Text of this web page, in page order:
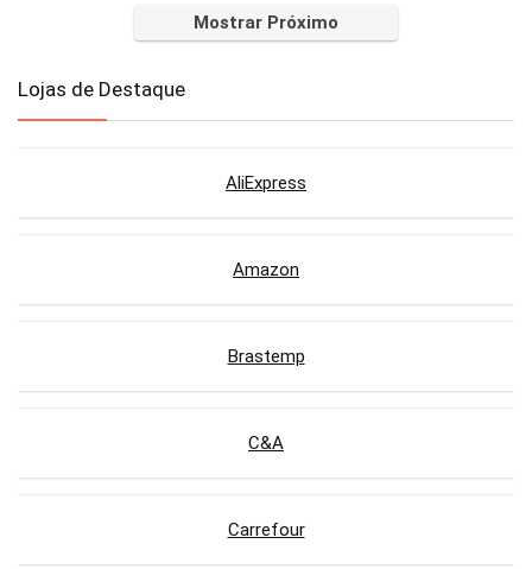
Mostrar Próximo
Lojas de Destaque
AliExpress
Amazon
Brastemp
C&A
Carrefour